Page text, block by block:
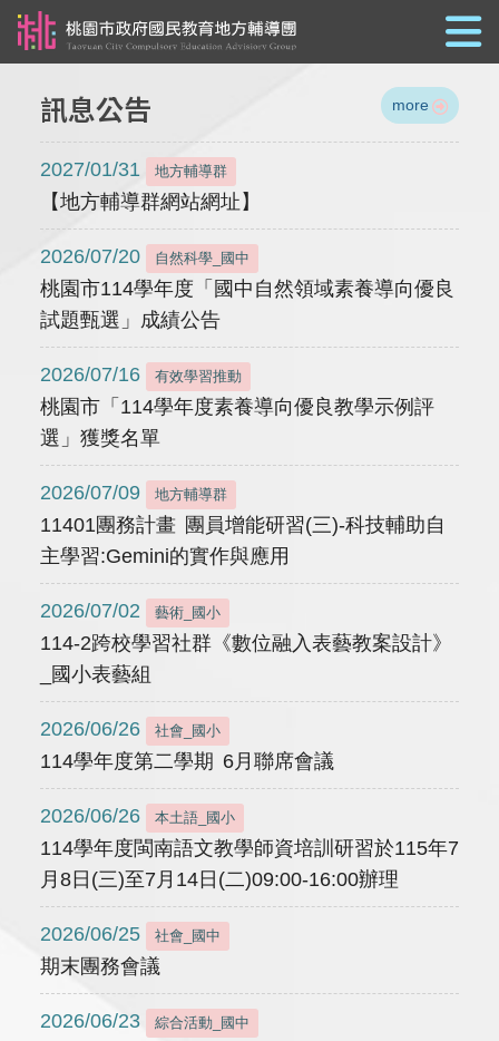
訊息公告 more
2027/01/31 地方輔導群
【地方輔導群網站網址】
2026/07/20 自然科學_國中
桃園市114學年度「國中自然領域素養導向優良
試題甄選」成績公告
2026/07/16 有效學習推動
桃園市「114學年度素養導向優良教學示例評
選」獲獎名單
2026/07/09 地方輔導群
11401團務計畫 團員增能研習(三)-科技輔助自
主學習:Gemini的實作與應用
2026/07/02 藝術_國小
114-2跨校學習社群《數位融入表藝教案設計》
_國小表藝組
2026/06/26 社會_國小
114學年度第二學期 6月聯席會議
2026/06/26 本土語_國小
114學年度閩南語文教學師資培訓研習於115年7
月8日(三)至7月14日(二)09:00-16:00辦理
2026/06/25 社會_國中
期末團務會議
2026/06/23 綜合活動_國中